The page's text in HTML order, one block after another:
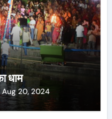
धाम
Aug 20, 2024